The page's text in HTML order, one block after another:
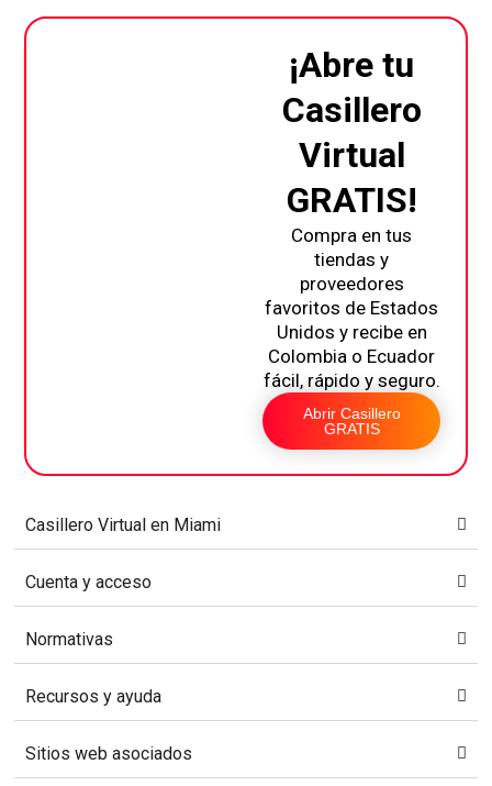
¡Abre tu
Casillero
Virtual
GRATIS!
Compra en tus
tiendas y
proveedores
favoritos de Estados
Unidos y recibe en
Colombia o Ecuador
fácil, rápido y seguro.
Abrir Casillero
GRATIS
Casillero Virtual en Miami​
Cuenta y acceso​
Normativas
Recursos y ayuda
Sitios web asociados